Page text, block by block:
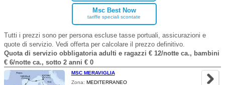
Msc Best Now
tariffe speciali scontate
Tutti i prezzi sono per persona escluse tasse portuali, assicurazioni e
quote di servizio. Vedi offerta per calcolare il prezzo definitivo.
Quota di servizio obbligatoria adulti e ragazzi € 12/notte ca., bambini
€ 6/notte ca., sotto 2 anni € 0
MSC MERAVIGLIA
Zona: MEDITERRANEO